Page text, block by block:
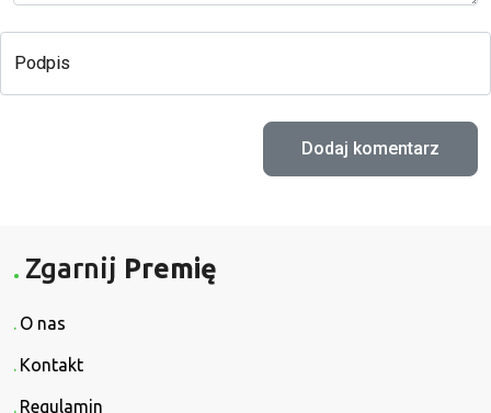
Podpis
Zgarnij Premię
O nas
Kontakt
Regulamin